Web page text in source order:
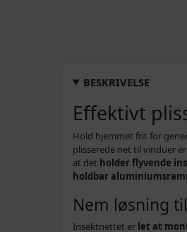
BESKRIVELSE
Effektivt
Hold hjemmet frit for
plisserede net til vinduer
at det holder flyvende
holdbar
Nem løsning
Insektnettet er let at